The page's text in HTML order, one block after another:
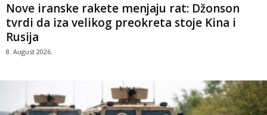
Nove iranske rakete menjaju rat: Džonson
tvrdi da iza velikog preokreta stoje Kina i
Rusija
8. August 2026.